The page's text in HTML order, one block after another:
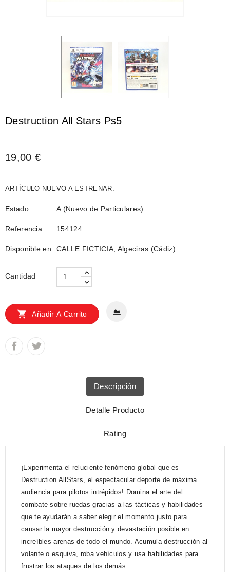
Destruction All Stars Ps5
19,00 €
ARTÍCULO NUEVO A ESTRENAR.
Estado A (Nuevo de Particulares)
Referencia 154124
Disponible en CALLE FICTICIA, Algeciras (Cádiz)
Cantidad
 Añadir A Carrito
Descripción
Detalle Producto
Rating
¡Experimenta el reluciente fenómeno global que es
Destruction AllStars, el espectacular deporte de máxima
audiencia para pilotos intrépidos! Domina el arte del
combate sobre ruedas gracias a las tácticas y habilidades
que te ayudarán a saber elegir el momento justo para
causar la mayor destrucción y devastación posible en
increíbles arenas de todo el mundo. Acumula destrucción al
volante o esquiva, roba vehículos y usa habilidades para
frustrar los ataques de los demás.